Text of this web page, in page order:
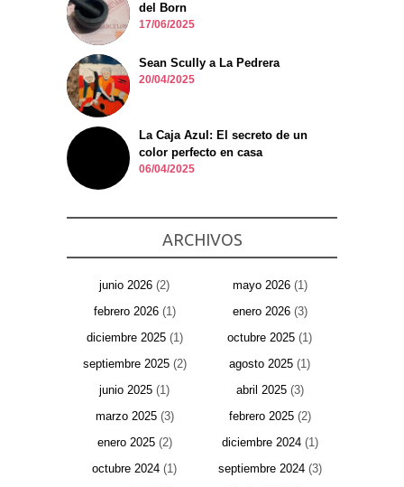
del Born
17/06/2025
Sean Scully a La Pedrera
20/04/2025
La Caja Azul: El secreto de un
color perfecto en casa
06/04/2025
ARCHIVOS
junio 2026 (2) mayo 2026(1)
febrero 2026(1) enero 2026(3)
diciembre 2025(1) octubre 2025 (1)
septiembre 2025(2) agosto 2025 (1)
junio 2025 (1) abril 2025(3)
marzo 2025(3) febrero 2025(2)
enero 2025(2) diciembre 2024(1)
octubre 2024 (1) septiembre 2024(3)